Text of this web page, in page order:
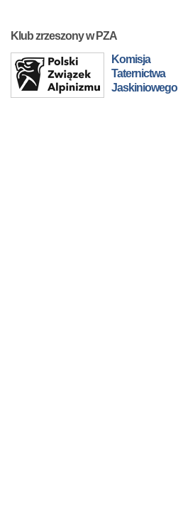
Klub zrzeszony w PZA
Komisja
Taternictwa
Jaskiniowego